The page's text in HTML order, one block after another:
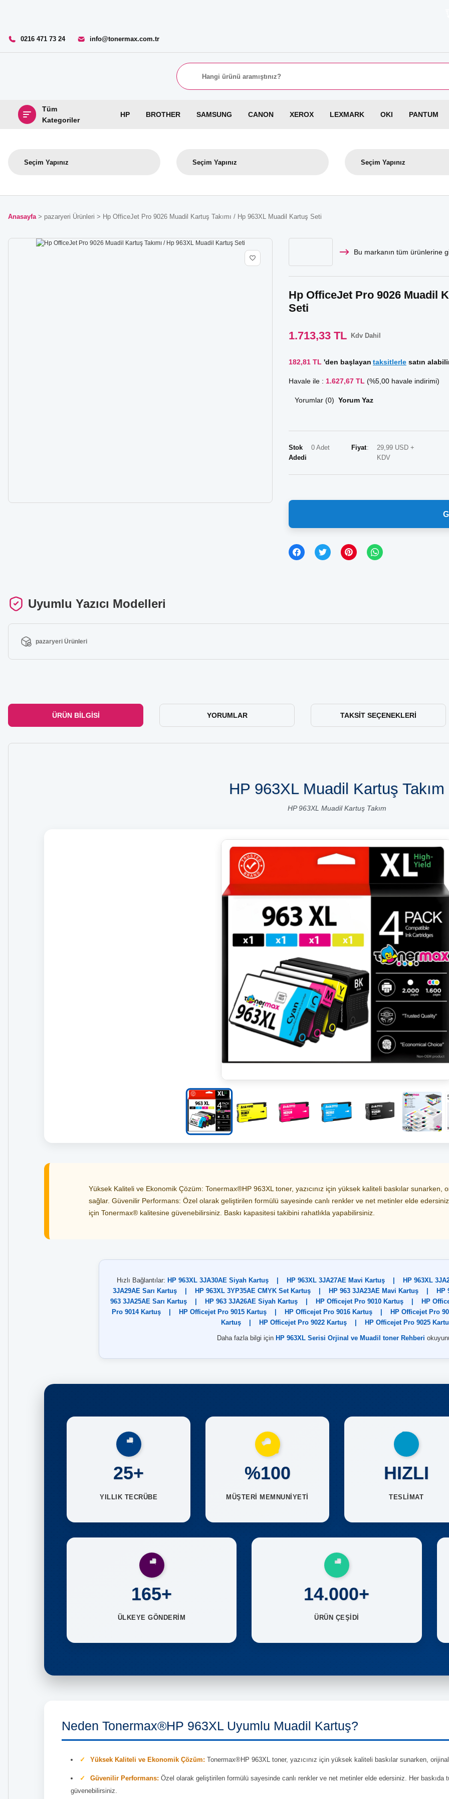
0216 471 73 24 info@tonermax.com.tr
Tüm
Kategoriler
HP BROTHER SAMSUNG CANON XEROX LEXMARK OKI PANTUM
Anasayfa pazaryeri Ürünleri Hp OfficeJet Pro 9026 Muadil Kartuş Takımı / Hp 963XL Muadil Kartuş Seti
Bu markanın tüm ürünlerine
Hp OfficeJet Pro 9026 Muadil
Seti
1.713,33 TL Kdv Dahil
182,81 TL 'den başlayan taksitlerle satın
Havale ile : 1.627,67 TL (%5,00 havale indirimi)
Yorumlar (0) Yorum Yaz
Stok
Adedi
0 Adet Fiyat
29,99 USD +
KDV
Uyumlu Yazıcı Modelleri
pazaryeri Ürünleri
ÜRÜN BILGISI YORUMLAR TAKSIT SEÇENEKLERI
HP 963XL Muadil Kartuş Takım
HP 963XL Muadil Kartuş Takım
Yüksek Kaliteli ve Ekonomik Çözüm: Tonermax®HP 963XL toner, yazıcınız için yüksek kaliteli baskılar sunarken,
sağlar. Güvenilir Performans: Özel olarak geliştirilen formülü sayesinde canlı renkler ve net metinler elde
için Tonermax® kalitesine güvenebilirsiniz. Baskı kapasitesi takibini rahatlıkla yapabilirsiniz.
Hızlı Bağlantılar: HP 963XL 3JA30AE Siyah Kartuş HP 963XL 3JA27AE Mavi Kartuş HP 963XL
3JA29AE Sarı Kartuş
HP 963XL 3YP35AE CMYK Set Kartuş HP 963 3JA23AE Mavi Kartuş HP
963 3JA25AE Sarı Kartuş
HP 963 3JA26AE Siyah Kartuş HP Officejet Pro 9010 Kartuş HP
Pro 9014 Kartuş
HP Officejet Pro 9015 Kartuş HP Officejet Pro 9016 Kartuş HP Officejet Pro
Kartuş
HP Officejet Pro 9022 Kartuş HP Officejet Pro 9025
Daha fazla bilgi için HP 963XL Serisi Orjinal ve Muadil toner Rehberi
25+
YILLIK TECRÜBE
%100
MÜŞTERİ MEMNUNİYETİ
HIZLI
TESLİMAT
165+
ÜLKEYE GÖNDERİM
14.000+
ÜRÜN ÇEŞİDİ
Neden Tonermax®HP 963XL Uyumlu Muadil Kartuş?
Yüksek Kaliteli ve Ekonomik Çözüm: Tonermax®HP 963XL toner, yazıcınız için yüksek kaliteli baskılar sunarken,
Güvenilir Performans: Özel olarak geliştirilen formülü sayesinde canlı renkler ve net metinler elde edersiniz. Her
güvenebilirsiniz.